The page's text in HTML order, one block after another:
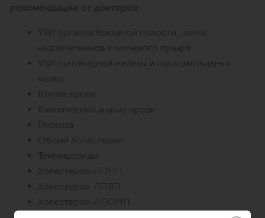
рекомендации от докторов.
УЗИ органов брюшной полости, почек,
надпочечников и мочевого пузыря
УЗИ щитовидной железы и паращитовидных
желез
Взятие крови
Клинический анализ крови
Глюкоза
Общий Холестерин
Триглицериды
Холестерол-ЛПНП
Холестерол-ЛПВП
Холестерол-ЛПОНП